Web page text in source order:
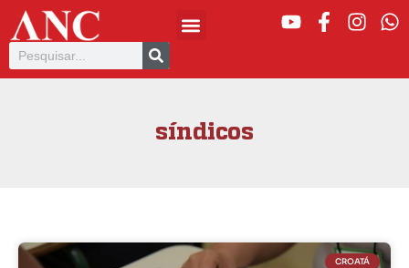
síndicos
CROATÁ